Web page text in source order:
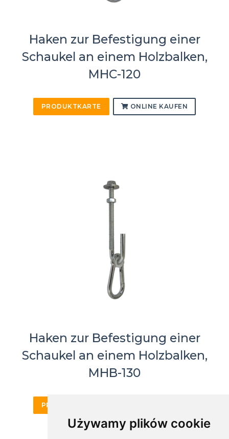
Używamy plików cookie
Haken zur Befestigung einer
Schaukel an einem Holzbalken,
MHC-120
PRODUKTKARTE ONLINE KAUFEN
Haken zur Befestigung einer
Schaukel an einem Holzbalken,
MHB-130
PRODUKTKARTE